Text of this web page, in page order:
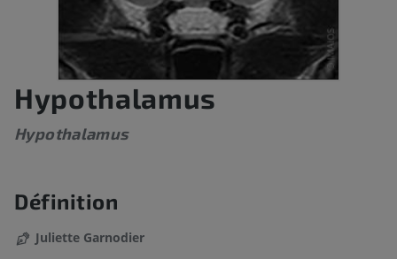
Hypothalamus
Hypothalamus
Définition
Juliette Garnodier